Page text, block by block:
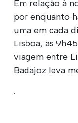
Em relação à
por enquanto
uma em cada
Lisboa, às
viagem entre
Badajoz leva
.